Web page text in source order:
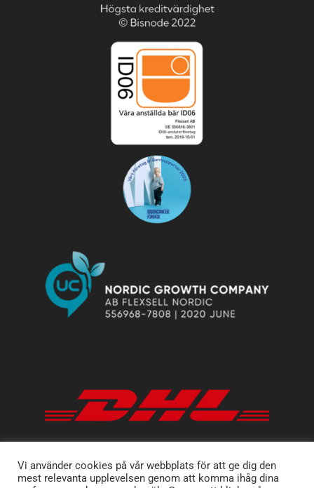
Vi använder cookies på vår webbplats för att ge dig den
mest relevanta upplevelsen genom att komma ihåg dina